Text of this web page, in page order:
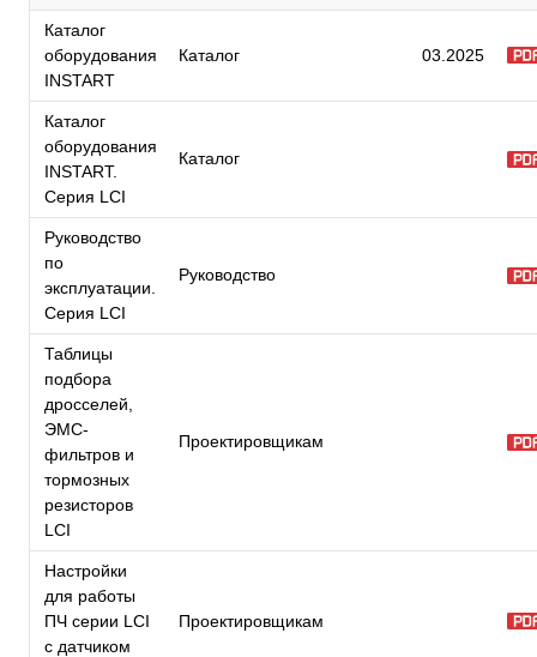
Каталог
оборудования
INSTART
Каталог 03.2025
Каталог
оборудования
INSTART.
Серия LCI
Каталог
Руководство
по
эксплуатации.
Серия LCI
Руководство
Таблицы
подбора
дросселей,
ЭМС-
фильтров и
тормозных
резисторов
LCI
Проектировщикам
Настройки
для работы
ПЧ серии LCI
с датчиком
Проектировщикам